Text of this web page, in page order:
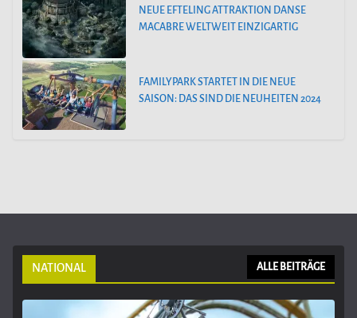
NEUE EFTELING ATTRAKTION DANSE
MACABRE WELTWEIT EINZIGARTIG
FAMILYPARK STARTET IN DIE NEUE
SAISON: DAS SIND DIE NEUHEITEN 2024
NATIONAL ALLE BEITRÄGE